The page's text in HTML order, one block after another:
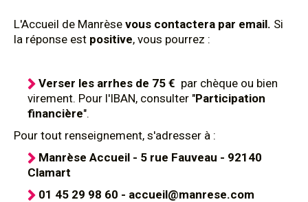
L'Accueil de Manrèse vous contactera par email. Si
la réponse est positive, vous pourrez :
Verser les arrhes de 75 € par chèque ou bien
virement. Pour l'IBAN, consulter "Participation
financière".
Pour tout renseignement, s'adresser à :
Manrèse Accueil - 5 rue Fauveau - 92140
Clamart
01 45 29 98 60 - accueil@manrese.com